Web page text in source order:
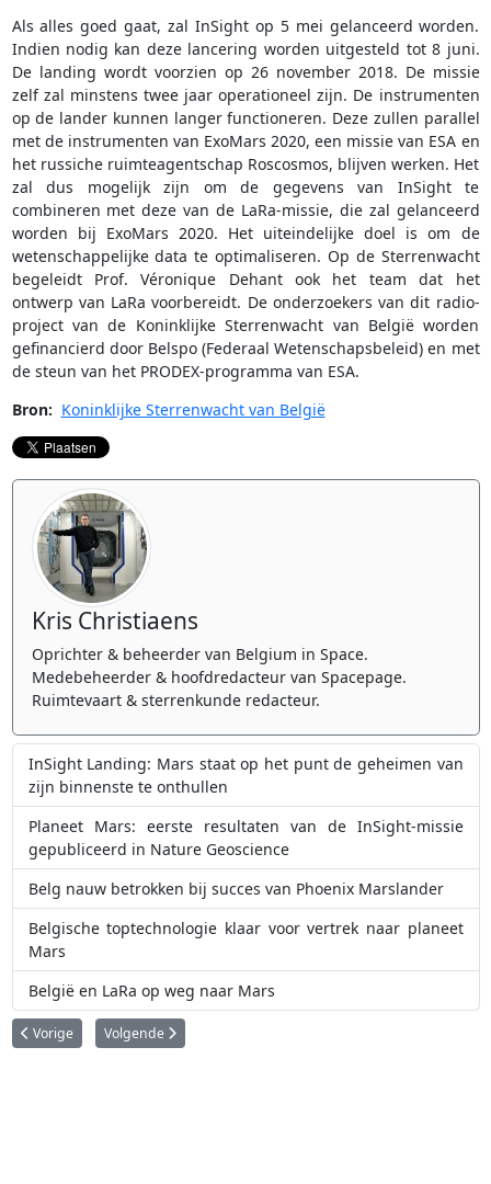
Als alles goed gaat, zal InSight op 5 mei gelanceerd worden.
Indien nodig kan deze lancering worden uitgesteld tot 8 juni.
De landing wordt voorzien op 26 november 2018. De missie
zelf zal minstens twee jaar operationeel zijn. De instrumenten
op de lander kunnen langer functioneren. Deze zullen parallel
met de instrumenten van ExoMars 2020, een missie van ESA en
het russiche ruimteagentschap Roscosmos, blijven werken. Het
zal dus mogelijk zijn om de gegevens van InSight te
combineren met deze van de LaRa-missie, die zal gelanceerd
worden bij ExoMars 2020. Het uiteindelijke doel is om de
wetenschappelijke data te optimaliseren. Op de Sterrenwacht
begeleidt Prof. Véronique Dehant ook het team dat het
ontwerp van LaRa voorbereidt. De onderzoekers van dit radio-
project van de Koninklijke Sterrenwacht van België worden
gefinancierd door Belspo (Federaal Wetenschapsbeleid) en met
de steun van het PRODEX-programma van ESA.
Bron: Koninklijke Sterrenwacht van België
Kris Christiaens
Oprichter & beheerder van Belgium in Space.
Medebeheerder & hoofdredacteur van Spacepage.
Ruimtevaart & sterrenkunde redacteur.
InSight Landing: Mars staat op het punt de geheimen van
zijn binnenste te onthullen
Planeet Mars: eerste resultaten van de InSight-missie
gepubliceerd in Nature Geoscience
Belg nauw betrokken bij succes van Phoenix Marslander
Belgische toptechnologie klaar voor vertrek naar planeet
Mars
België en LaRa op weg naar Mars
Vorig artikel: België en LaRa op weg naar Mars
Vorige Volgende artikel: Belgisch atmosfeerinstrument in
Volgende